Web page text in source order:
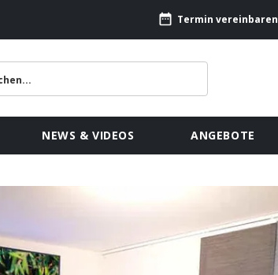
Termin vereinbaren
NEWS & VIDEOS ANGEBOTE